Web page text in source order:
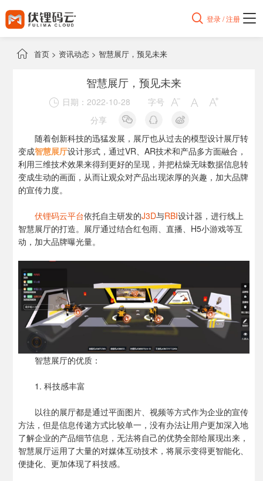
 登录 / 注册
 首页 > 资讯动态 > 智慧展厅，预见未来
智慧展厅，预见未来
 日期：2022-10-28 字号   
分享
随着创新科技的迅猛发展，展厅也从过去的模型设计展厅转
变成智慧展厅设计形式，通过VR、AR技术和产品多方面融合，
利用三维技术效果来得到更好的呈现，并把枯燥无味数据信息转
变成生动的画面，从而让观众对产品出现浓厚的兴趣，加大品牌
的宣传力度。
伏锂码云平台依托自主研发的J3D与RBI设计器，进行线上
智慧展厅的打造。展厅通过结合红包雨、直播、H5小游戏等互
动，加大品牌曝光量。
智慧展厅的优质：
1. 科技感丰富
以往的展厅都是通过平面图片、视频等方式作为企业的宣传
方法，但是信息传递方式比较单一，没有办法让用户更加深入地
了解企业的产品细节信息，无法将自己的优势全部给展现出来，
智慧展厅运用了大量的对媒体互动技术，将展示变得更智能化、
便捷化、更加体现了科技感。